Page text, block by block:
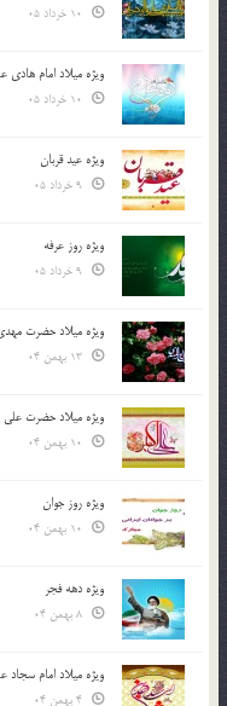
ویژه میلاد امام هادی
ویژه عید قربان
ویژه روز عرفه
ویژه میلاد حضرت
ویژه میلاد حضرت علی
ویژه روز جوان
ویژه دهه فجر
ویژه میلاد امام سجاد